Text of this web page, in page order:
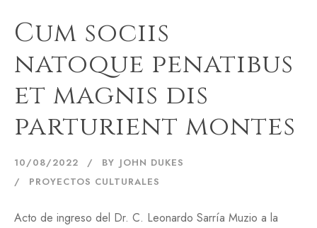
Cum sociis
natoque penatibus
et magnis dis
parturient montes
10/08/2022 BY JOHN DUKES
PROYECTOS CULTURALES
Acto de ingreso del Dr. C. Leonardo Sarría Muzio a la